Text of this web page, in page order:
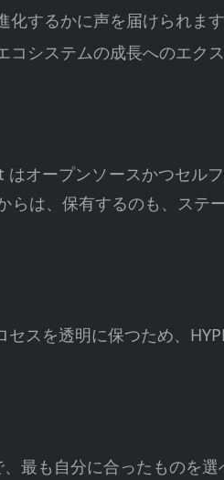
するかに声を届けられます
システムの成長へのエク
オープンソースかつセル
らは、保有するのも、ステ
スを透明に保つため、
最も自分に合ったものを選